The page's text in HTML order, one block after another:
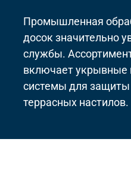
Промышленная
досок значительно
службы.
включает укрывные
системы для
террасных настилов.